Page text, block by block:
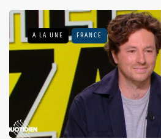
A LA UNE FRANCE